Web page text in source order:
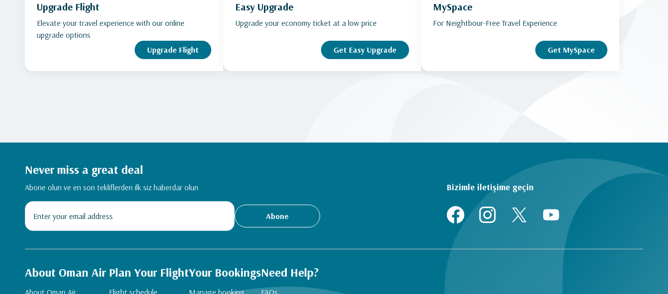
Upgrade Flight
Elevate your travel experience with our online
upgrade options
Upgrade Flight
Easy Upgrade
Upgrade your economy ticket at a low price
Get Easy Upgrade
MySpace
For Neightbour-Free Travel Experience
Get MySpace
Never miss a great deal
Abone olun ve en son tekliflerden ilk siz haberdar olun
Abone
Bizimle iletişime geçin
About Oman Air Plan Your FlightYour BookingsNeed Help?